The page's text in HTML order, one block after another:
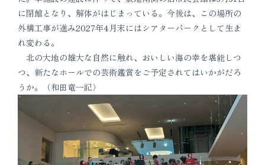
に閉館となり、解体がはじまっている。今後は、この場所の
外構工事が進み2027年4月末にはシアターパークとして生ま
れ変わる。
北の大地の雄大な自然に触れ、おいしい海の幸を堪能しつ
つ、新たなホールでの芸術鑑賞をご予定されてはいかがだろ
うか。（和田竜一記）